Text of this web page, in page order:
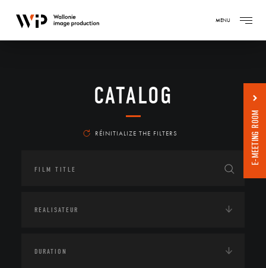
MENU
CATALOG
RÉINITIALIZE THE FILTERS E-MEETING ROOM